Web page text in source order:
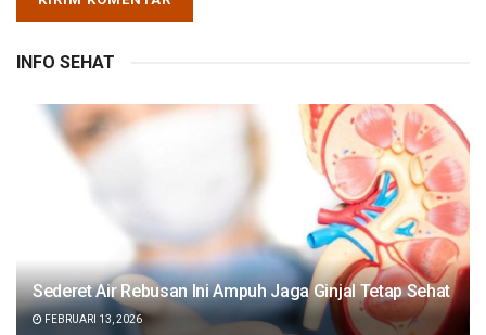
INFO SEHAT
Sederet Air Rebusan Ini Ampuh Jaga Ginjal Tetap Sehat
FEBRUARI 13, 2026